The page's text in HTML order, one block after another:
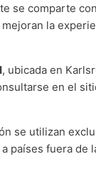
se comparte
la
, ubicada en
en el
se utilizan
países fuera de